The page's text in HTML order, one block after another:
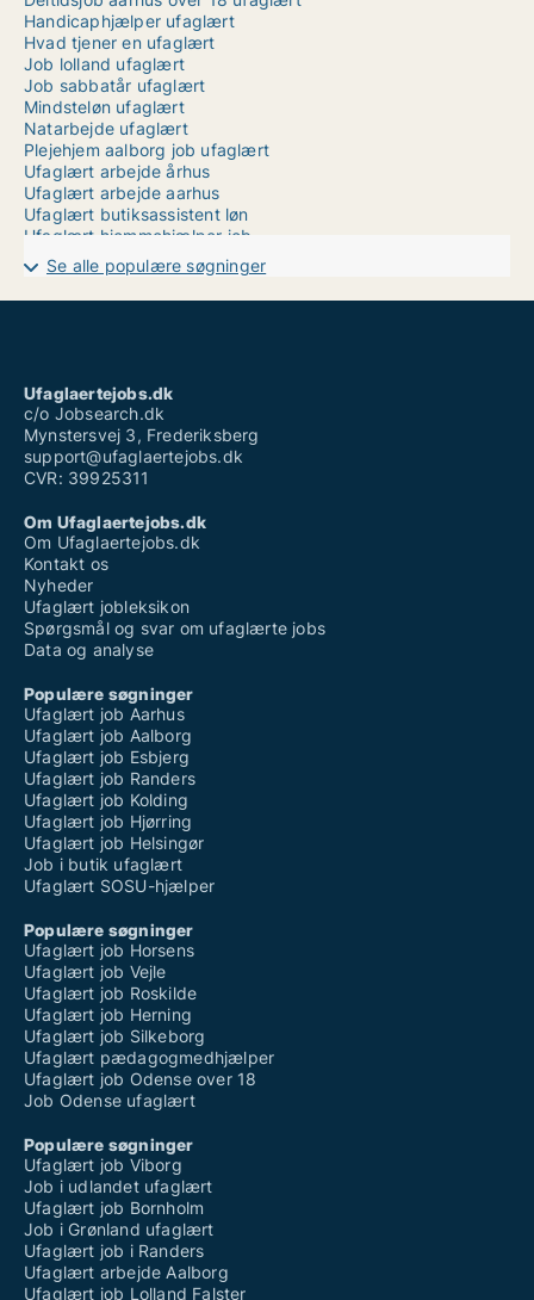
Handicaphjælper ufaglært
Hvad tjener en ufaglært
Job lolland ufaglært
Job sabbatår ufaglært
Mindsteløn ufaglært
Natarbejde ufaglært
Plejehjem aalborg job ufaglært
Ufaglært arbejde århus
Ufaglært arbejde aarhus
Ufaglært butiksassistent løn
Ufaglært hjemmehjælper job
Ufaglært job fyn
Ufaglært job faaborg
Ufaglært job løn
Ufaglært sosu vikar løn
Ufaglært vikar job
Se alle populære søgninger
Ufaglaertejobs.dk
c/o Jobsearch.dk
Mynstersvej 3, Frederiksberg
support@ufaglaertejobs.dk
CVR: 39925311
Om Ufaglaertejobs.dk
Om Ufaglaertejobs.dk
Kontakt os
Nyheder
Ufaglært jobleksikon
Spørgsmål og svar om ufaglærte jobs
Data og analyse
Populære søgninger
Ufaglært job Aarhus
Ufaglært job Aalborg
Ufaglært job Esbjerg
Ufaglært job Randers
Ufaglært job Kolding
Ufaglært job Hjørring
Ufaglært job Helsingør
Job i butik ufaglært
Ufaglært SOSU-hjælper
Populære søgninger
Ufaglært job Horsens
Ufaglært job Vejle
Ufaglært job Roskilde
Ufaglært job Herning
Ufaglært job Silkeborg
Ufaglært pædagogmedhjælper
Ufaglært job Odense over 18
Job Odense ufaglært
Populære søgninger
Ufaglært job Viborg
Job i udlandet ufaglært
Ufaglært job Bornholm
Job i Grønland ufaglært
Ufaglært job i Randers
Ufaglært arbejde Aalborg
Ufaglært job Lolland Falster